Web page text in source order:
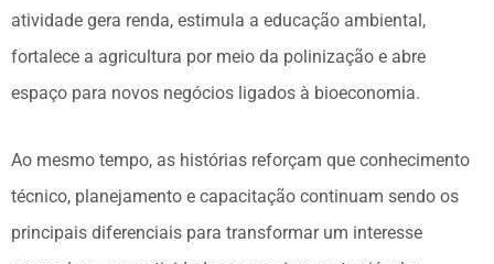
atividade gera renda, estimula a educação ambiental,
fortalece a agricultura por meio da polinização e abre
espaço para novos negócios ligados à bioeconomia.
Ao mesmo tempo, as histórias reforçam que conhecimento
técnico, planejamento e capacitação continuam sendo os
principais diferenciais para transformar um interesse